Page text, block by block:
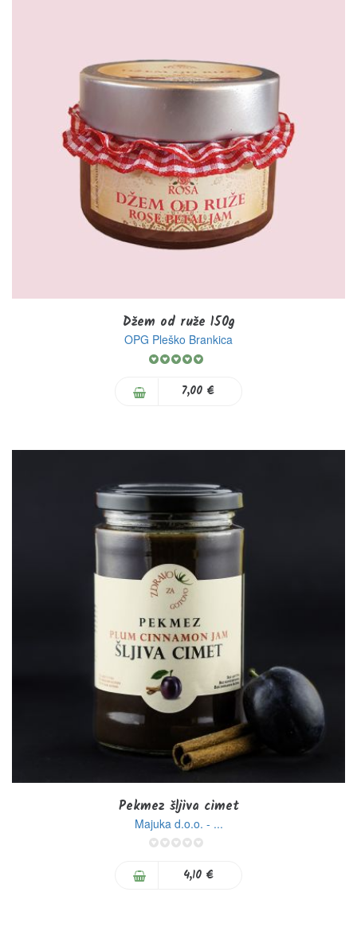
Džem od ruže 150g
OPG Pleško Brankica
Rating:
7,00 €
Pekmez šljiva cimet
Majuka d.o.o. - ...
4,10 €